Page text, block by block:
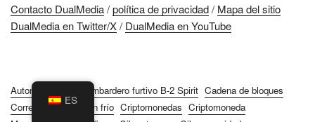
Contacto DualMedia/política de privacidad/ Mapa del sitio
DualMedia en Twitter/X/ DualMedia en YouTube
Automatización Bombardero furtivo B-2 Spirit Cadena de bloques
Correo electrónico en frío Criptomonedas Criptomoneda
ES